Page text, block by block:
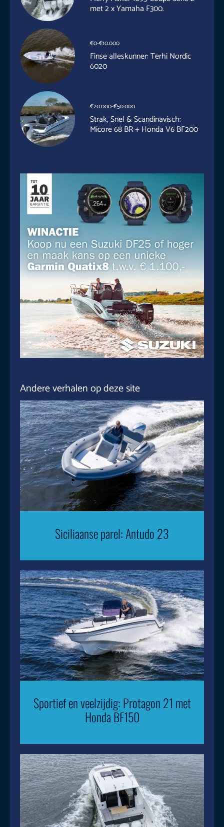
met 2 x Yamaha F300.
€0-€10.000
Finse alleskunner: Terhi Nordic
6020
€20.000-€50.000
Strak, Snel & Scandinavisch:
Micore 68 BR + Honda V6 BF200
Andere verhalen op deze site
Siciliaanse parel: Antudo 23
Sportief en veelzijdig: Protagon 21 met
Honda BF150